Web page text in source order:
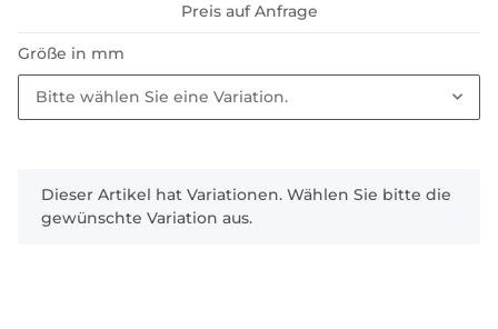
Preis auf Anfrage
Größe in mm
Bitte wählen Sie eine Variation.
x
Dieser Artikel hat Variationen. Wählen Sie bitte die
gewünschte Variation aus.